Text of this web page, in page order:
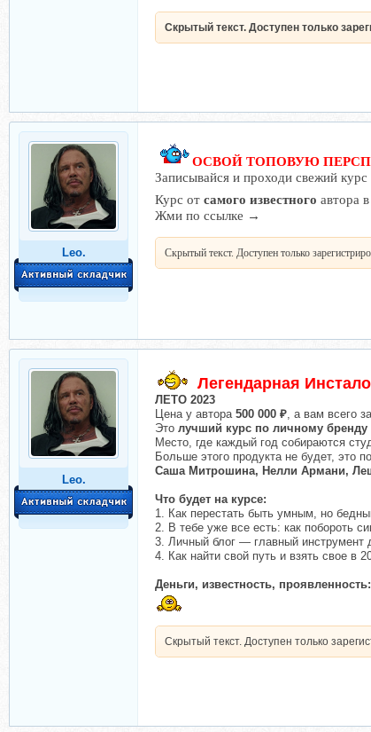
Скрытый текст. Доступен только
Leo.
ОСВОЙ ТОПОВУЮ
Записывайся и проходи свежий
Курс от самого известного автора
Жми по ссылке →
Скрытый текст. Доступен только
Leo.
Легендарная
ЛЕТО 2023
Цена у автора 500 000 ₽, а вам всего
Это лучший курс по личному бренду
Место, где каждый год собираются
Больше этого продукта не будет, это
Саша Митрошина, Нелли Армани,
Что будет на курсе:
1. Как перестать быть умным, но
2. В тебе уже все есть: как побороть
3. Личный блог — главный инструмент
4. Как найти свой путь и взять свое в
Деньги, известность,
Скрытый текст. Доступен только